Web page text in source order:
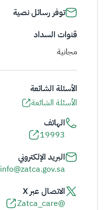
توفر رسائل نصية
قنوات السداد
مجانية
الأسئلة الشائعة
الأسئلة الشائعة
الهاتف
19993
البريد الإلكتروني
info@zatca.gov.sa
الاتصال عبر X
@Zatca_care